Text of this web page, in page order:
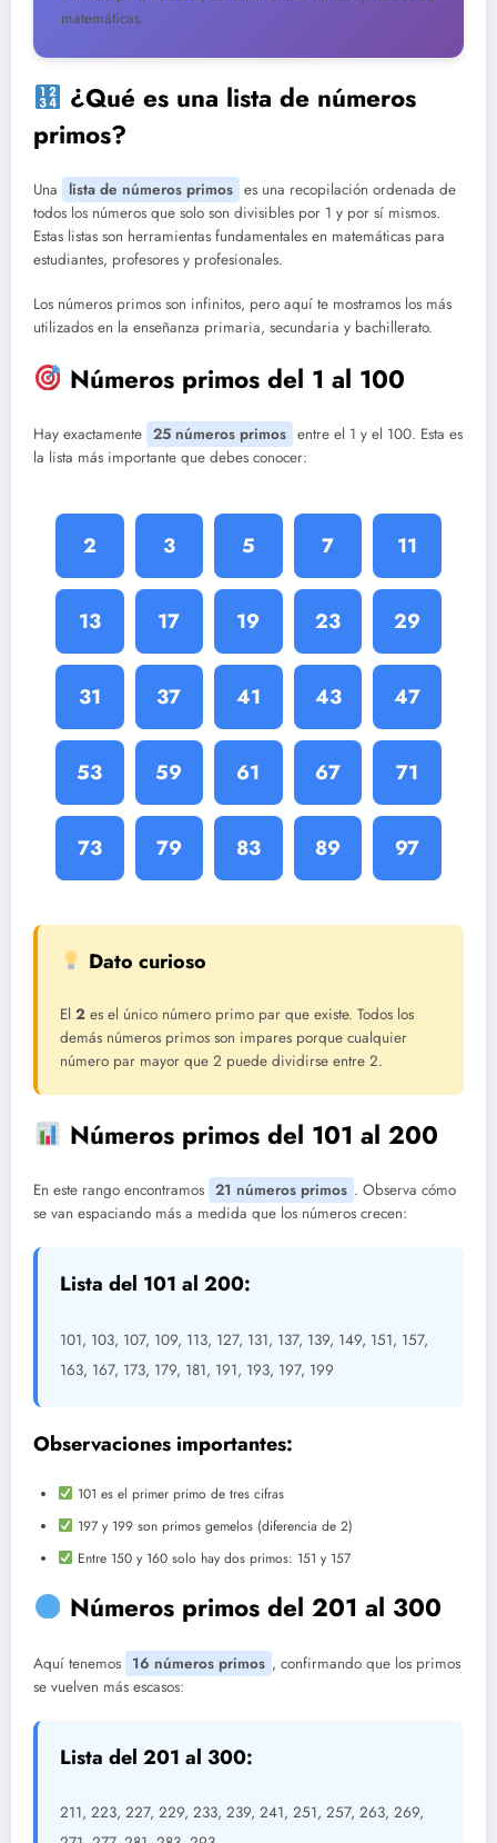
matemáticas.
¿Qué es una lista de números
primos?
Una lista de números primos es una recopilación ordenada de
todos los números que solo son divisibles por 1 y por sí mismos.
Estas listas son herramientas fundamentales en matemáticas para
estudiantes, profesores y profesionales.
Los números primos son infinitos, pero aquí te mostramos los más
utilizados en la enseñanza primaria, secundaria y bachillerato.
Números primos del 1 al 100
Hay exactamente 25 números primos entre el 1 y el 100. Esta es
la lista más importante que debes conocer:
2 3 5 7 11
13 17 19 23 29
31 37 41 43 47
53 59 61 67 71
73 79 83 89 97
Dato curioso
El 2 es el único número primo par que existe. Todos los
demás números primos son impares porque cualquier
número par mayor que 2 puede dividirse entre 2.
Números primos del 101 al 200
En este rango encontramos 21 números primos . Observa cómo
se van espaciando más a medida que los números crecen:
Lista del 101 al 200:
101, 103, 107, 109, 113, 127, 131, 137, 139, 149, 151, 157,
163, 167, 173, 179, 181, 191, 193, 197, 199
Observaciones importantes:
101 es el primer primo de tres cifras
197 y 199 son primos gemelos (diferencia de 2)
Entre 150 y 160 solo hay dos primos: 151 y 157
Números primos del 201 al 300
Aquí tenemos 16 números primos , confirmando que los primos
se vuelven más escasos:
Lista del 201 al 300:
211, 223, 227, 229, 233, 239, 241, 251, 257, 263, 269,